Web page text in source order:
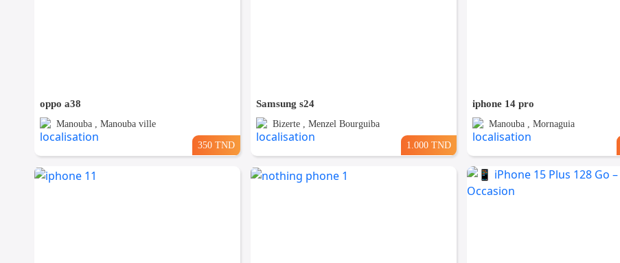
oppo a38
Manouba , Manouba ville
350 TND
Samsung s24
Bizerte , Menzel Bourguiba
1.000 TND
iphone 14 pro
Manouba , Mornaguia